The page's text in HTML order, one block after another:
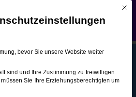
SALE:
Verwerfen
Snacks 3)
pleaseloginand
Mit
bevor Sie unsere Website weiter
sind und Ihre Zustimmung zu freiwilligen
Sie Ihre Erziehungsberechtigten um